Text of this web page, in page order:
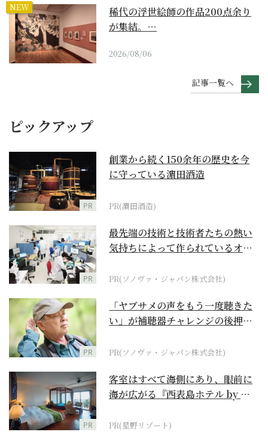
NEW
稀代の浮世絵師の作品200点余り
が集結。…
2026/08/06
記事一覧へ
ピックアップ
PR
創業から続く150余年の歴史を今
に守っている濵田酒造
PR(濵田酒造)
PR
最先端の技術と技術者たちの熱い
気持ちによって作られているオー
PR(ソノヴァ・ジャパン株式会社)
PR
「ヤブサメの声をもう一度聴きた
い」が補聴器チャレンジの後押し
PR(ソノヴァ・ジャパン株式会社)
PR
客室はすべて海側にあり、眼前に
海が広がる『西表島ホテル by 星
PR(星野リゾート)